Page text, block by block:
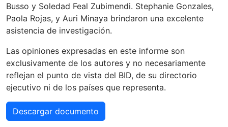
Busso y Soledad Feal Zubimendi. Stephanie Gonzales,
Paola Rojas, y Auri Minaya brindaron una excelente
asistencia de investigación.
Las opiniones expresadas en este informe son
exclusivamente de los autores y no necesariamente
reflejan el punto de vista del BID, de su directorio
ejecutivo ni de los países que representa.
Descargar documento